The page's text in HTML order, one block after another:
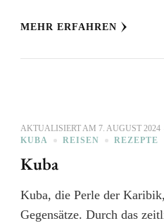
MEHR ERFAHREN
AKTUALISIERT AM 7. AUGUST 2024
KUBA
REISEN REZEPTE
Kuba
Kuba, die Perle der
Gegensätze. Durch das